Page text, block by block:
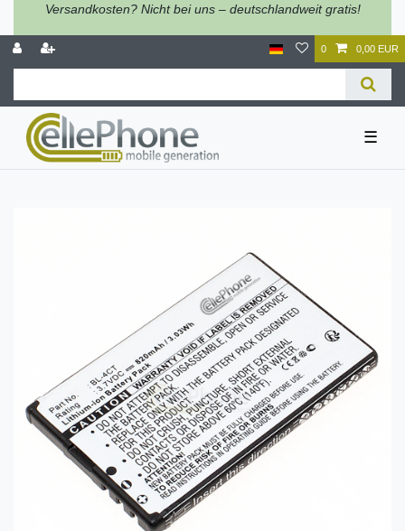
Versandkosten? Nicht bei uns – deutschlandweit gratis!
0 0,00 EUR
☰